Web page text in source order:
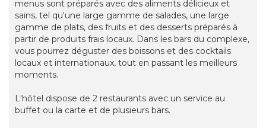
menus sont préparés avec des aliments délicieux et
sains, tel qu'une large gamme de salades, une large
gamme de plats, des fruits et des desserts préparés à
partir de produits frais locaux. Dans les bars du complexe,
vous pourrez déguster des boissons et des cocktails
locaux et internationaux, tout en passant les meilleurs
moments.
L'hôtel dispose de 2 restaurants avec un service au
buffet ou la carte et de plusieurs bars.